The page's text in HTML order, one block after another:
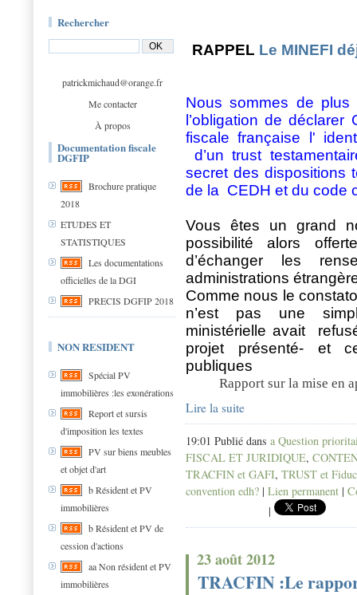
Rechercher
patrickmichaud@orange.fr
Me contacter
À propos
Documentation fiscale
DGFIP
Brochure pratique
2018
ETUDES ET
STATISTIQUES
Les documentations
officielles de la DGI
PRECIS DGFIP 2018
NON RESIDENT
Spécial PV
immobilières :les exonérations
Report et sursis
d'imposition les textes
PV sur biens meubles
et objet d'art
b Résident et PV
immobilières
b Résident et PV de
cession d'actions
aa Non résident et PV
immobilières
RAPPEL Le MINEFI
Nous sommes de
l’obligation de déclarer
fiscale française l'
d’un trust
secret des dispositions
de la CEDH et du code
Vous êtes un grand
possibilité alors
d’échanger les
administrations
Comme nous le
n’est pas une
ministérielle avait
projet présenté- et
publiques
Rapport sur la mise en
Lire la suite
19:01 Publié dans a Question
FISCAL ET JURIDIQUE,
TRACFIN et GAFI, TRUST et
convention edh? | Lien permanent |
|
23 août 2012
TRACFIN :Le